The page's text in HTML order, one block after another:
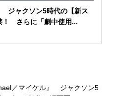
ジャクソン5時代の【新ス
！ さらに「劇中使用...
／マイケル』 ジャクソン5